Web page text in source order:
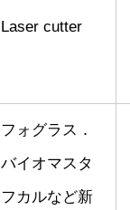
Laser cutter
フォグラス．
バイオマスタ
フカルなど新